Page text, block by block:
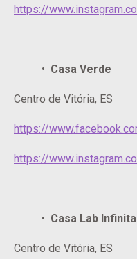
https://
Casa Verde
Centro de Vitória, ES
https://
https://
Casa Lab
Centro de Vitória, ES